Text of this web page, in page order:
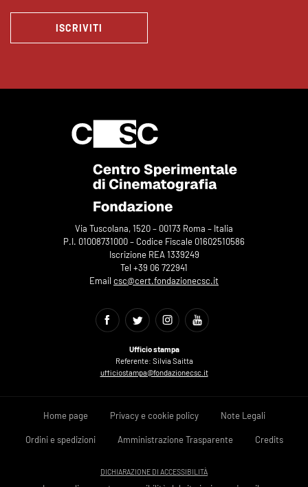
ISCRIVITI
Via Tuscolana, 1520 – 00173 Roma – Italia
P.I. 01008731000 – Codice Fiscale 01602510586
Iscrizione REA 1339249
Tel +39 06 722941
Email csc@cert.fondazionecsc.it
Ufficio stampa
Referente: Silvia Saitta
ufficiostampa@fondazionecsc.it
Home page Privacy e cookie policy Note Legali
Ordini e spedizioni Amministrazione Trasparente Credits
DICHIARAZIONE DI ACCESSIBILITÀ